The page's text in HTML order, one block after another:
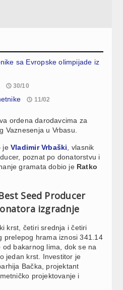
sa Evropske olimpijade iz
30/10
11/02
ordena darodavcima za
Vaznesenja u Vrbasu.
jeVladimir Vrbaški , vlasnik
poznat po donatorstvu i
gramata dobio je Ratko
Seed Producer
izgradnje
krst, četiri srednja i četiri
prelepog hrama iznosi 341.14
bakarnog lima, dok se na
jedan krst. Investitor je
Bačka, projektant
projektovanje i